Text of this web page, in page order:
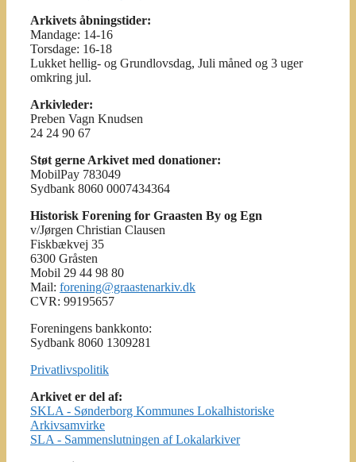
Arkivets åbningstider:
Mandage: 14-16
Torsdage: 16-18
Lukket hellig- og Grundlovsdag, Juli måned og 3 uger
omkring jul.
Arkivleder:
Preben Vagn Knudsen
24 24 90 67
Støt gerne Arkivet med donationer:
MobilPay 783049
Sydbank 8060 0007434364
Historisk Forening for Graasten By og Egn
v/Jørgen Christian Clausen
Fiskbækvej 35
6300 Gråsten
Mobil 29 44 98 80
Mail: forening@graastenarkiv.dk
CVR: 99195657
Foreningens bankkonto:
Sydbank 8060 1309281
Privatlivspolitik
Arkivet er del af:
SKLA - Sønderborg Kommunes Lokalhistoriske
Arkivsamvirke
SLA - Sammenslutningen af Lokalarkiver